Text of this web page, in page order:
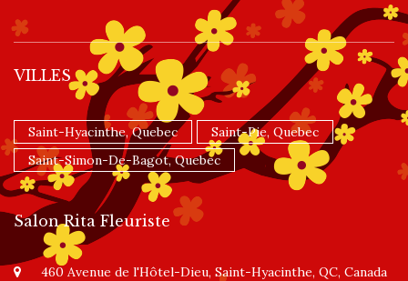
VILLES
Saint-Hyacinthe, Quebec
Saint-Pie, Quebec
Saint-Simon-De-Bagot, Quebec
Salon Rita Fleuriste
460 Avenue de l'Hôtel-Dieu, Saint-Hyacinthe, QC, Canada